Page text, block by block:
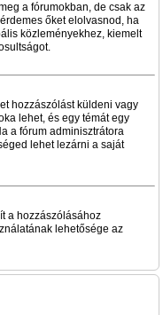
a fórumokban, de csak az
őket elolvasnod, ha
közleményekhez, kiemelt
hozzászólást küldeni vagy
lehet, és egy témát egy
a fórum adminisztrátora
lehet lezárni a saját
a hozzászólásához
lehetősége az